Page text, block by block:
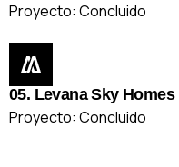
Proyecto: Concluido
05. Levana Sky Homes
Proyecto: Concluido